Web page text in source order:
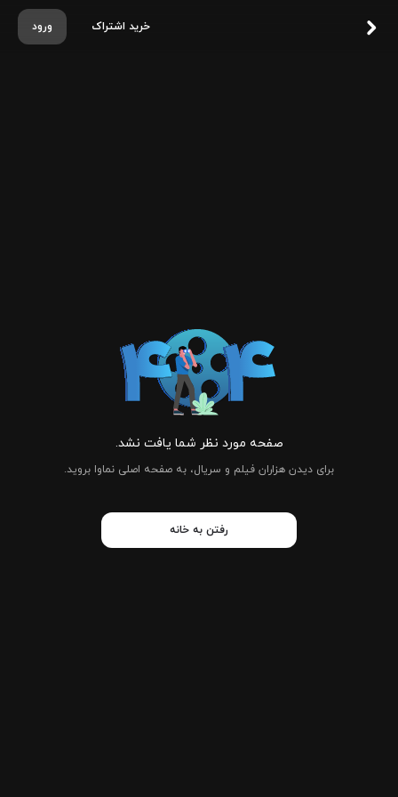
ورود خرید اشتراک
صفحه مورد نظر شما یافت نشد.
برای دیدن هزاران فیلم و سریال، به صفحه اصلی نماوا بروید.
رفتن به خانه